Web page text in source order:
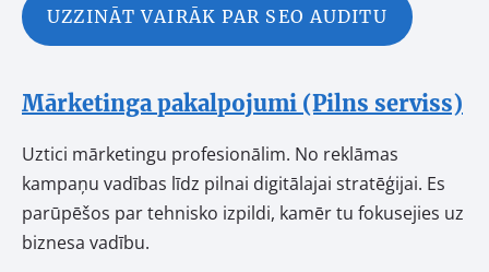
UZZINĀT VAIRĀK PAR SEO AUDITU
Mārketinga pakalpojumi (Pilns serviss)
Uztici mārketingu profesionālim. No reklāmas
kampaņu vadības līdz pilnai digitālajai stratēģijai. Es
parūpēšos par tehnisko izpildi, kamēr tu fokusejies uz
biznesa vadību.